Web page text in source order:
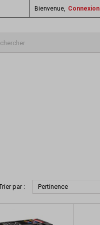
Bienvenue, Connexion
par : Pertinence